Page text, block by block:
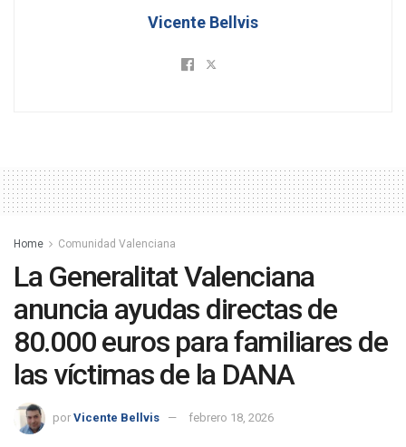
Vicente Bellvis
Home Comunidad Valenciana
La Generalitat Valenciana
anuncia ayudas directas de
80.000 euros para familiares de
las víctimas de la DANA
por Vicente Bellvis febrero 18, 2026